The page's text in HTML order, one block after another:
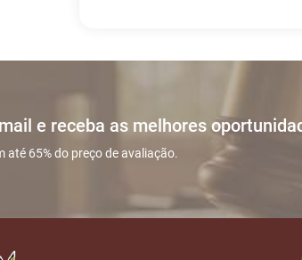
# DATA/HORA
2 23/12 16:54:31
Sua dúvida
Nome
e receba as melhores
até 65% do preço de avaliação.